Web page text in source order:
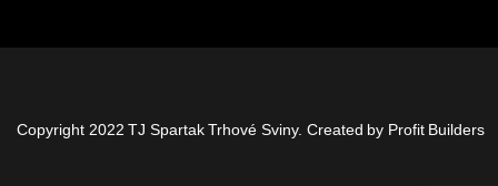
Copyright 2022 TJ Spartak Trhové Sviny. Created by Profit Builders